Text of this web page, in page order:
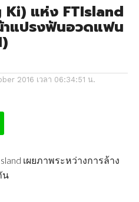
แห่ง FTIsland
าแปรงฟันอวดแฟน
2016 เวลา 06:34:51 น.
เผยภาพระหว่างการล้าง
น